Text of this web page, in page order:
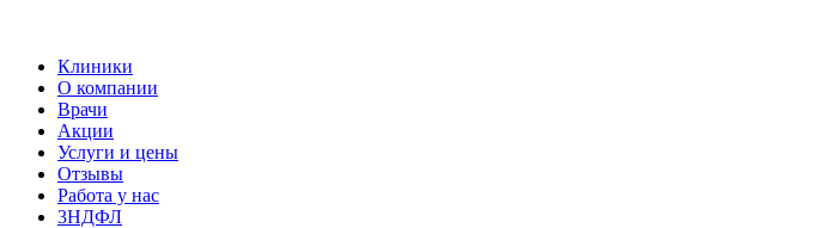
Клиники
О компании
Врачи
Акции
Услуги и цены
Отзывы
Работа у нас
3НДФЛ